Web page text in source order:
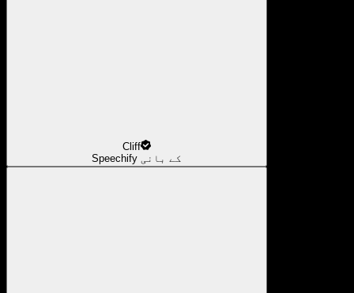
Cliff
Speechify کے بانی